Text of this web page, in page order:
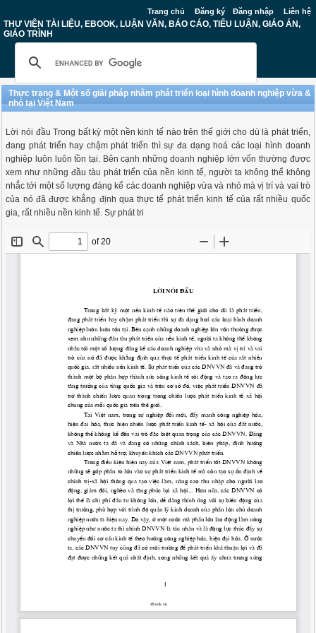
Trang chủ Đăng ký Đăng nhập Liên hệ
THƯ VIỆN TÀI LIỆU, EBOOK, LUẬN VĂN, BÁO CÁO, TIỂU LUẬN, GIÁO ÁN,
GIÁO TRÌNH
Thực trạng & Một số giải pháp nhằm phát triển loại hình doanh nghiệp vừa &
nhỏ tại Việt Nam
Lời nói đầu Trong bất kỳ một nền kinh tế nào trên thế giới cho dù là phát triển,
đang phát triển hay chậm phát triển thì sự đa dạng hoá các loại hình doanh
nghiệp luôn luôn tồn tại. Bên cạnh những doanh nghiệp lớn vốn thường được
xem như những đầu tàu phát triển của nền kinh tế, người ta không thể không
nhắc tới một số lượng đáng kể các doanh nghiệp vừa và nhỏ mà vị trí và vai trò
của nó đã được khẳng định qua thực tế phát triển kinh tế của rất nhiều quốc
gia, rất nhiều nền kinh tế. Sự phát tri